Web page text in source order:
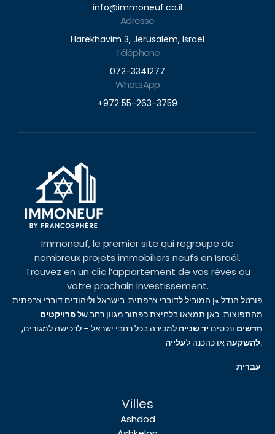
info@immoneuf.co.il
Adresse
Harekhavim 3, Jerusalem, Israel
Téléphone
072-3341277
WhatsApp
+972 55-263-3759
Immoneuf, le premier site qui regroupe de
nombreux projets immobiliers neufs en Israël.
Trouvez en un clic l’appartement de vos rêves ou
votre prochain investissement.
פורטל הנדל »ן המוביל לדוברי צרפתית בישראל וליהודים דוברי צרפתית
מהתפוצות. כאן תמצאו בלחיצת כפתור מגוון רחב שלפרויקטים
חדשים ונכסים יד שנייה למכירה בכל רחבי ישראל – לרכישה למגורים,
להשקעה או כהכנה לעלייה .
Villes
Ashdod